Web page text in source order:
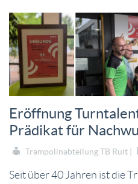
Eröffnung
Prädikat für
Trampolinabteilung TB Ruit |
Seit über 40 Jahren ist die